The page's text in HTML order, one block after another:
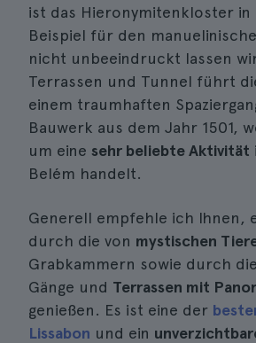
ist das Hieronymitenkloster in
Beispiel für den
nicht unbeeindruckt lassen
Terrassen und Tunnel führt
einem traumhaften
Bauwerk aus dem Jahr 1501,
um eine sehr beliebte Aktivität
Belém handelt.
Generell empfehle ich Ihnen,
durch die von mystischen
Grabkammern sowie durch
Gänge und Terrassen mit
genießen. Es ist eine der
Lissabon und ein